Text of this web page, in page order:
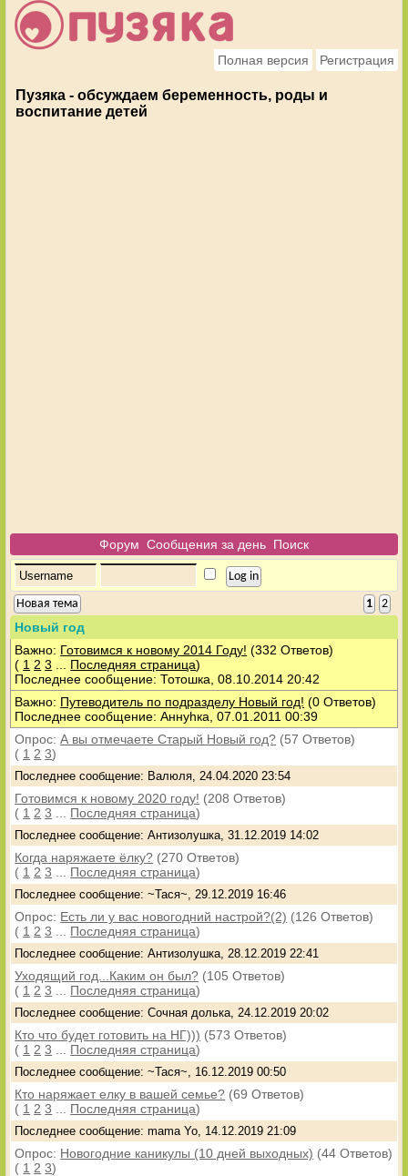
Полная версия Регистрация
Пузяка - обсуждаем беременность, роды и
воспитание детей
Форум Сообщения за день Поиск
1 2
Новая тема
Новый год
Важно: Готовимся к новому 2014 Году! (332 Ответов)
( 1 2 3 Последняя страница)
Последнее сообщение: Тотошка, 08.10.2014 20:42
Важно: Путеводитель по подразделу Новый год! (0 Ответов)
Последнее сообщение: Аннуhка, 07.01.2011 00:39
Опрос:А вы отмечаете Старый Новый год? (57 Ответов)
( 1 2 3)
Последнее сообщение: Валюля, 24.04.2020 23:54
Готовимся к новому 2020 году! (208 Ответов)
( 1 2 3 Последняя страница)
Последнее сообщение: Антизолушка, 31.12.2019 14:02
Когда наряжаете ёлку? (270 Ответов)
( 1 2 3 Последняя страница)
Последнее сообщение: ~Тася~, 29.12.2019 16:46
Опрос: Есть ли у вас новогодний настрой?(2) (126 Ответов)
( 1 2 3 Последняя страница)
Последнее сообщение: Антизолушка, 28.12.2019 22:41
Уходящий год...Каким он был? (105 Ответов)
( 1 2 3 Последняя страница)
Последнее сообщение: Сочная долька, 24.12.2019 20:02
Кто что будет готовить на НГ))) (573 Ответов)
( 1 2 3 Последняя страница)
Последнее сообщение: ~Тася~, 16.12.2019 00:50
Кто наряжает елку в вашей семье? (69 Ответов)
( 1 2 3 Последняя страница)
Последнее сообщение: mama Yo, 14.12.2019 21:09
Опрос: Новогодние каникулы (10 дней выходных) (44 Ответов)
( 1 2 3)